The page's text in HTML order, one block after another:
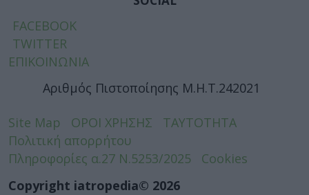
FACEBOOK
TWITTER
ΕΠΙΚΟΙΝΩΝΙΑ
Αριθμός Πιστοποίησης Μ.Η.Τ.242021
Site Map ΟΡΟΙ ΧΡΗΣΗΣ
ΤΑΥΤΟΤΗΤΑ
Πολιτική απορρήτου
Πληροφορίες α.27 Ν.5253/2025
Cookies
Copyright iatropedia© 2026